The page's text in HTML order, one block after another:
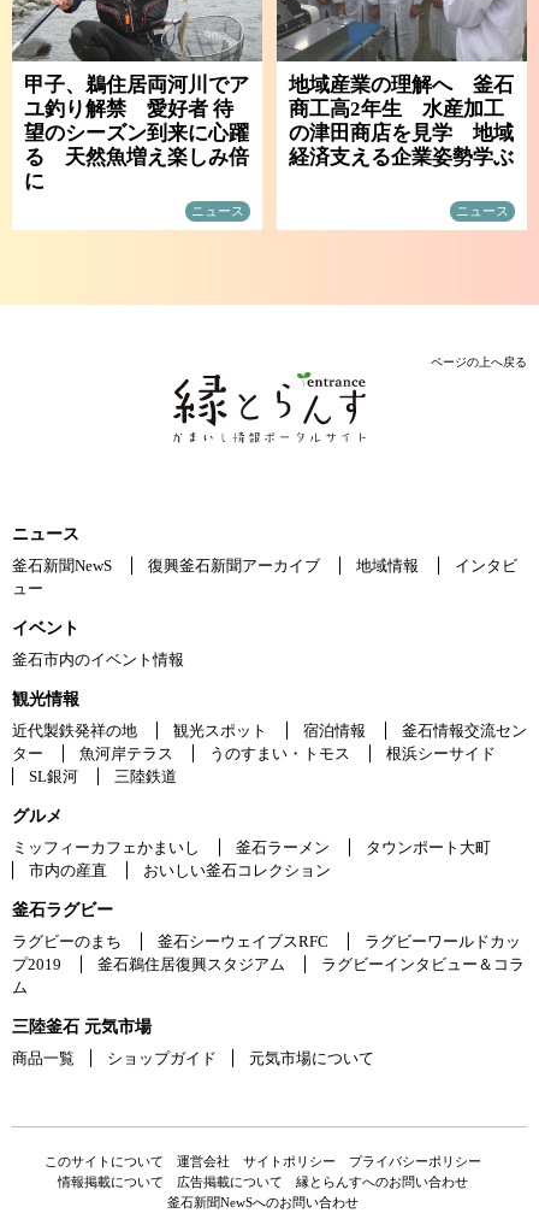
甲子、鵜住居両河川でア
ユ釣り解禁 愛好者 待
望のシーズン到来に心躍
る 天然魚増え楽しみ倍
に
ニュース
地域産業の理解へ 釜石
商工高2年生 水産加工
の津田商店を見学 地域
経済支える企業姿勢学ぶ
ニュース
ページの上へ戻る
ニュース
釜石新聞NewS
復興釜石新聞アーカイブ 地域情報
インタビ
ュー
イベント
釜石市内のイベント情報
観光情報
近代製鉄発祥の地
観光スポット 宿泊情報
釜石情報交流セン
ター
魚河岸テラス うのすまい・トモス
根浜シーサイド
SL銀河
三陸鉄道
グルメ
ミッフィーカフェかまいし
釜石ラーメン
タウンポート大町
市内の産直
おいしい釜石コレクション
釜石ラグビー
ラグビーのまち
釜石シーウェイブスRFC
ラグビーワールドカッ
プ2019
釜石鵜住居復興スタジアム
ラグビーインタビュー＆コラ
ム
三陸釜石 元気市場
商品一覧
ショップガイド 元気市場について
このサイトについて 運営会社 サイトポリシー
プライバシーポリシー
情報掲載について
広告掲載について
縁とらんすへのお問い合わせ
釜石新聞NewSへのお問い合わせ